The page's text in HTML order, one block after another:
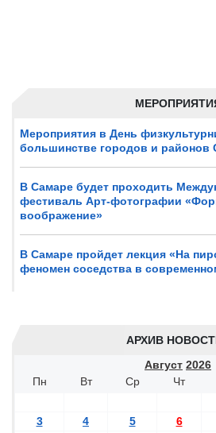
Мероприятия в День
большинстве городов и районов
В Самаре будет проходить
фестиваль Арт-фотографии
воображение»
В Самаре пройдет лекция «На
феномен соседства в
АРХИВ
Август 2026
Пн
Вт Ср Чт
3
4 5 6